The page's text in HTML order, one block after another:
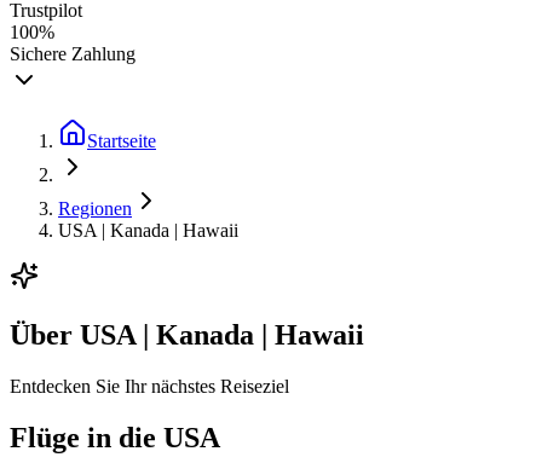
Trustpilot
100%
Sichere Zahlung
Startseite
Regionen
USA | Kanada | Hawaii
Über USA | Kanada | Hawaii
Entdecken Sie Ihr nächstes Reiseziel
Flüge in die USA